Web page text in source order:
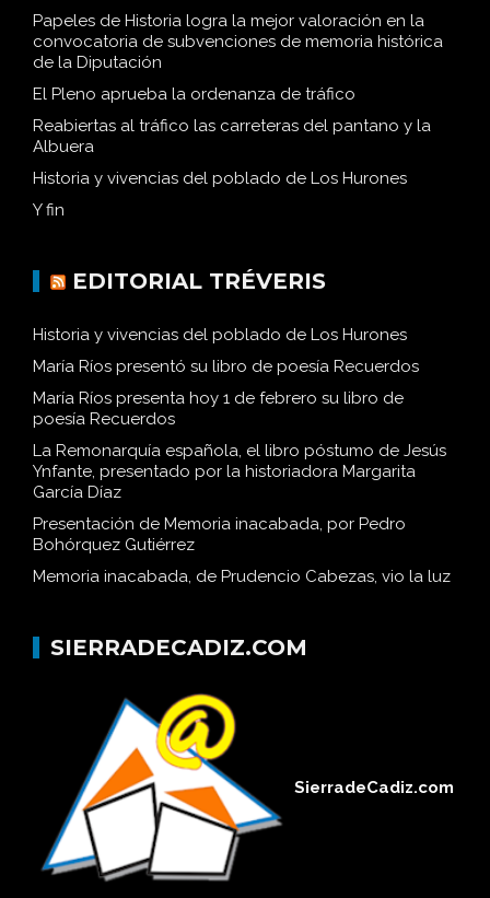
Papeles de Historia logra la mejor valoración en la
convocatoria de subvenciones de memoria histórica
de la Diputación
El Pleno aprueba la ordenanza de tráfico
Reabiertas al tráfico las carreteras del pantano y la
Albuera
Historia y vivencias del poblado de Los Hurones
Y fin
EDITORIAL TRÉVERIS
Historia y vivencias del poblado de Los Hurones
María Ríos presentó su libro de poesía Recuerdos
María Ríos presenta hoy 1 de febrero su libro de
poesía Recuerdos
La Remonarquía española, el libro póstumo de Jesús
Ynfante, presentado por la historiadora Margarita
García Díaz
Presentación de Memoria inacabada, por Pedro
Bohórquez Gutiérrez
Memoria inacabada, de Prudencio Cabezas, vio la luz
SIERRADECADIZ.COM
SierradeCadiz.com